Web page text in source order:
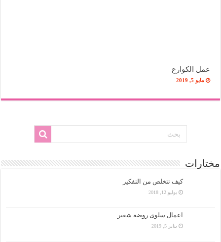
عمل الكوارع
مايو 5, 2019
مختارات
كيف تتخلص من التفكير
يوليو 12, 2018
اعمال سلوى روضة شقير
يناير 5, 2019